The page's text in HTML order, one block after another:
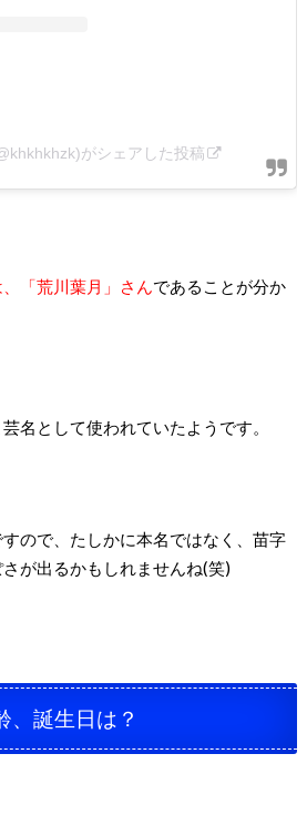
がシェアした投稿
「荒川葉月」さんであることが分か
名として使われていたようです。
ので、たしかに本名ではなく、苗字
が出るかもしれませんね(笑)
、誕生日は？